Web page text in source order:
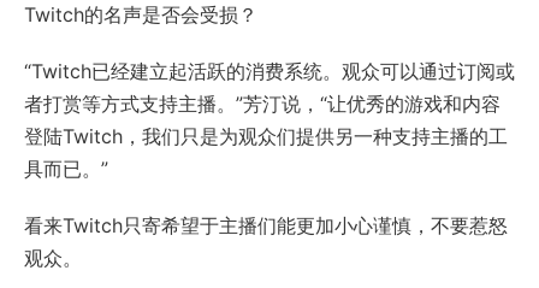
Twitch的名声是否会受损？
“Twitch已经建立起活跃的消费系统。观众可以通过订阅或
者打赏等方式支持主播。”芳汀说，“让优秀的游戏和内容
登陆Twitch，我们只是为观众们提供另一种支持主播的工
具而已。”
看来Twitch只寄希望于主播们能更加小心谨慎，不要惹怒
观众。